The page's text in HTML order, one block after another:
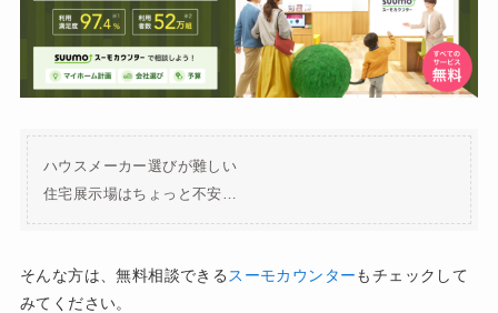
ハウスメーカー選びが難しい
住宅展示場はちょっと不安…
そんな方は、無料相談できる スーモカウンターもチェックして
みてください。